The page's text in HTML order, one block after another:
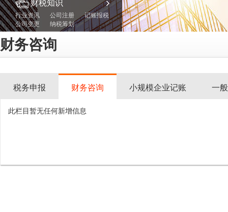
财税知识
行业资讯 公司注册
记账报税
公司变更
纳税筹划
财务咨询
税务申报 财务咨询 小规模企业记账 一
此栏目暂无任何新增信息